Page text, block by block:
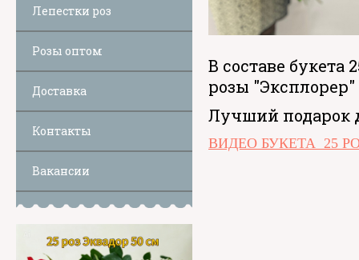
Лепестки роз
Розы оптом
Доставка
Контакты
Вакансии
В составе букета
розы "Эксплорер"
Лучший подарок
ВИДЕО БУКЕТА 25